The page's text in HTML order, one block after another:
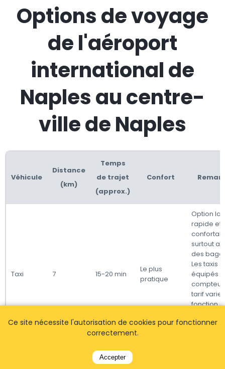
Options de voyage
de l'aéroport
international de
Naples au centre-
ville de Naples
Véhicule
Distance
(km)
Temps
de trajet
(approx.)
Confort
Taxi 7 15-20 min
Le plus
pratique
Option la
rapide et
surtout
des
Les taxis
équipés
tarif varie
fonction
l'heure
Ce site nécessite l'autorisation de cookies pour fonctionner
correctement.
Accepter